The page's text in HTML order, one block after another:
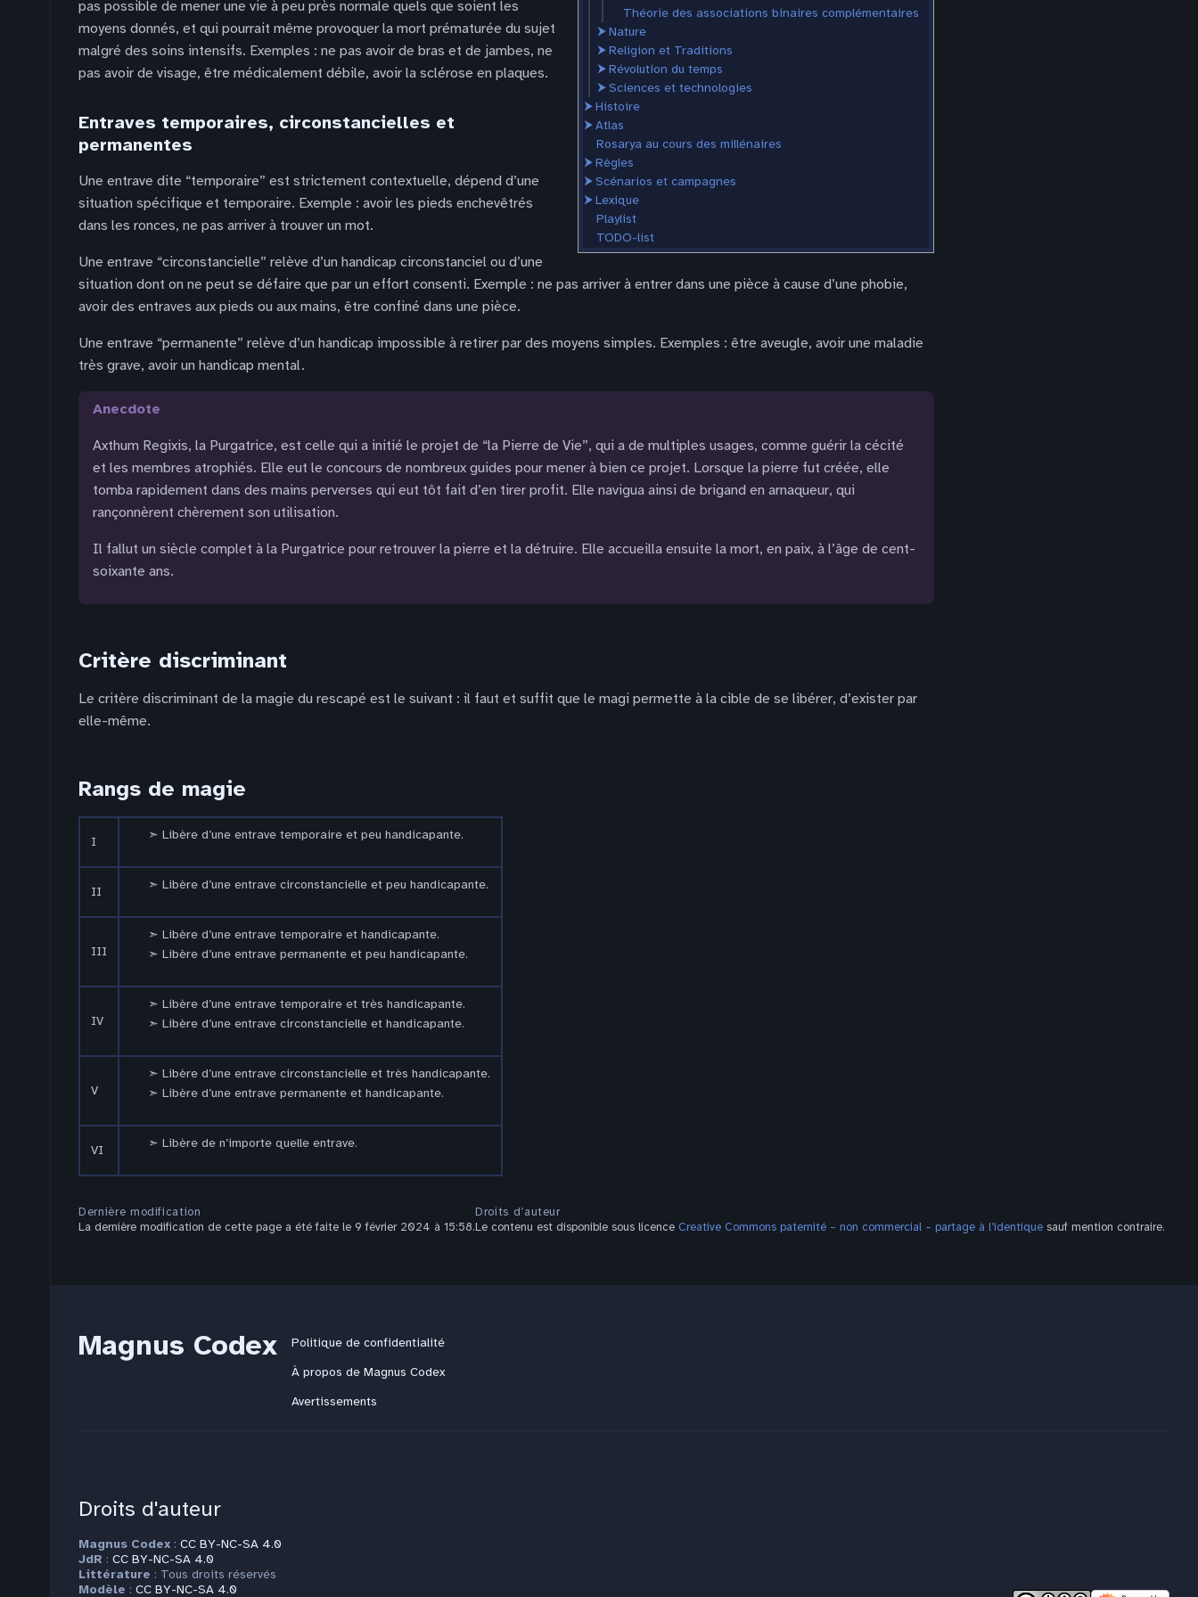
Théorie des associations binaires complémentaires
⮞Nature
⮞Religion et Traditions
⮞Révolution du temps
⮞Sciences et technologies
⮞Histoire
⮞Atlas
Rosarya au cours des millénaires
⮞Règles
⮞Scénarios et campagnes
⮞Lexique
Playlist
TODO-list
pas possible de mener une vie à peu près normale quels que soient les
moyens donnés, et qui pourrait même provoquer la mort prématurée du sujet
malgré des soins intensifs. Exemples : ne pas avoir de bras et de jambes, ne
pas avoir de visage, être médicalement débile, avoir la sclérose en plaques.
Entraves temporaires, circonstancielles et
permanentes
Une entrave dite “temporaire” est strictement contextuelle, dépend d’une
situation spécifique et temporaire. Exemple : avoir les pieds enchevêtrés
dans les ronces, ne pas arriver à trouver un mot.
Une entrave “circonstancielle” relève d’un handicap circonstanciel ou d’une
situation dont on ne peut se défaire que par un effort consenti. Exemple : ne pas arriver à entrer dans une pièce à cause d’une phobie,
avoir des entraves aux pieds ou aux mains, être confiné dans une pièce.
Une entrave “permanente” relève d’un handicap impossible à retirer par des moyens simples. Exemples : être aveugle, avoir une maladie
très grave, avoir un handicap mental.
anecdote
Axthum Regixis, la Purgatrice, est celle qui a initié le projet de “la Pierre de Vie”, qui a de multiples usages, comme guérir la cécité
et les membres atrophiés. Elle eut le concours de nombreux guides pour mener à bien ce projet. Lorsque la pierre fut créée, elle
tomba rapidement dans des mains perverses qui eut tôt fait d’en tirer profit. Elle navigua ainsi de brigand en arnaqueur, qui
rançonnèrent chèrement son utilisation.
Il fallut un siècle complet à la Purgatrice pour retrouver la pierre et la détruire. Elle accueilla ensuite la mort, en paix, à l’âge de cent-
soixante ans.
Critère discriminant
Le critère discriminant de la magie du rescapé est le suivant : il faut et suffit que le magi permette à la cible de se libérer, d’exister par
elle-même.
Rangs de magie
I Libère d’une entrave temporaire et peu handicapante.
II Libère d’une entrave circonstancielle et peu handicapante.
III
Libère d’une entrave temporaire et handicapante.
Libère d’une entrave permanente et peu handicapante.
IV
Libère d’une entrave temporaire et très handicapante.
Libère d’une entrave circonstancielle et handicapante.
V
Libère d’une entrave circonstancielle et très handicapante.
Libère d’une entrave permanente et handicapante.
VI Libère de n’importe quelle entrave.
Dernière modification
La dernière modification de cette page a été faite le 9 février 2024 à 15:58.
Droits d’auteur
Le contenu est disponible sous licence Creative Commons paternité – non commercial – partage à l’identique sauf mention contraire.
Magnus Codex
Politique de confidentialité
À propos de Magnus Codex
Avertissements
Droits d'auteur
Magnus Codex : CC BY-NC-SA 4.0
JdR : CC BY-NC-SA 4.0
Littérature : Tous droits réservés
Modèle : CC BY-NC-SA 4.0